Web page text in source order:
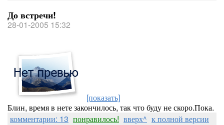
До встречи!
28-01-2005 15:32
[показать]
Блин, время в нете закончилось, так что буду не скоро.Пока.
комментарии: 13 понравилось! вверх^ к полной версии